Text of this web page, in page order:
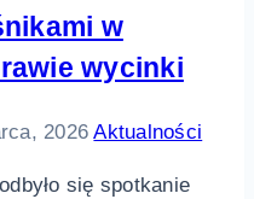
w
wycinki
2026 Aktualności
się spotkanie